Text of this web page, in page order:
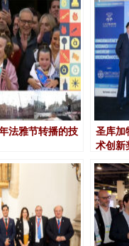
法雅节转播的技
圣库加
术创新